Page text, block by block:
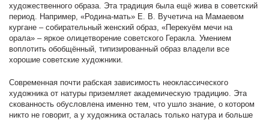
художественного образа. Эта традиция была ещё жива в советский
период. Например, «Родина-мать» Е. В. Вучетича на Мамаевом
кургане – собирательный женский образ, «Перекуём мечи на
орала» – яркое олицетворение советского Геракла. Умением
воплотить обобщённый, типизированный образ владели все
хорошие советские художники.
Современная почти рабская зависимость неоклассического
художника от натуры приземляет академическую традицию. Эта
скованность обусловлена именно тем, что ушло знание, о котором
никто не говорит, а у художника осталась только натура и больше